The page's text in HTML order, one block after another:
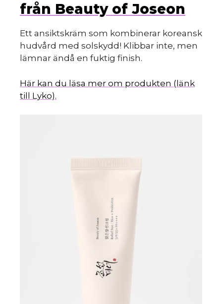
från Beauty of Joseon
Ett ansiktskräm som kombinerar koreansk
hudvård med solskydd! Klibbar inte, men
lämnar ändå en fuktig finish.
Här kan du läsa mer om produkten (länk
till Lyko).